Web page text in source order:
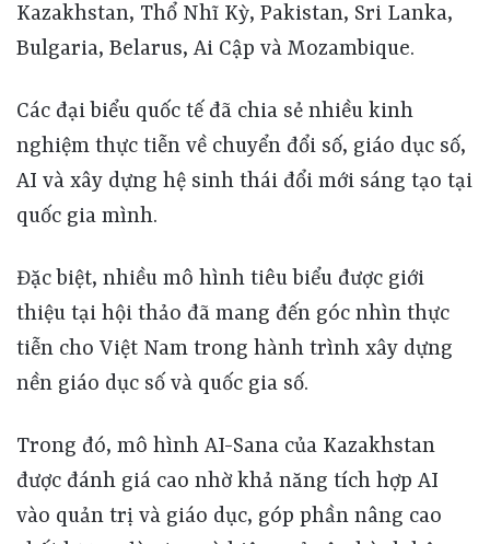
Kazakhstan, Thổ Nhĩ Kỳ, Pakistan, Sri Lanka,
Bulgaria, Belarus, Ai Cập và Mozambique.
Các đại biểu quốc tế đã chia sẻ nhiều kinh
nghiệm thực tiễn về chuyển đổi số, giáo dục số,
AI và xây dựng hệ sinh thái đổi mới sáng tạo tại
quốc gia mình.
Đặc biệt, nhiều mô hình tiêu biểu được giới
thiệu tại hội thảo đã mang đến góc nhìn thực
tiễn cho Việt Nam trong hành trình xây dựng
nền giáo dục số và quốc gia số.
Trong đó, mô hình AI-Sana của Kazakhstan
được đánh giá cao nhờ khả năng tích hợp AI
vào quản trị và giáo dục, góp phần nâng cao